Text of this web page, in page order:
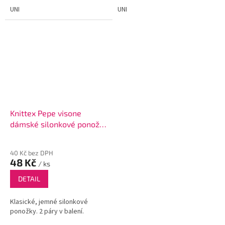
UNI
UNI
Knittex Pepe visone
dámské silonkové ponožky
40 Kč bez DPH
48 Kč / ks
DETAIL
Klasické, jemné silonkové
ponožky. 2 páry v balení.